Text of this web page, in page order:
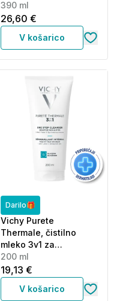
390 ml
26,60 €
V košarico
Darilo🎁
Vichy Purete
Thermale, čistilno
mleko 3v1 za
občutljivo kožo in
področje okoli oči (200
ml)
200 ml
19,13 €
V košarico